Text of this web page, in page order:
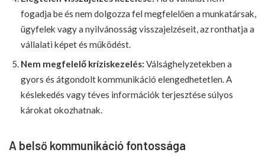
fogadja be és nem dolgozza fel megfelelően a munkatársak,
ügyfelek vagy a nyilvánosság visszajelzéseit, az ronthatja a
vállalati képet és működést.
Nem megfelelő kríziskezelés: Válsághelyzetekben a
gyors és átgondolt kommunikáció elengedhetetlen. A
késlekedés vagy téves információk terjesztése súlyos
károkat okozhatnak.
A belső kommunikáció fontossága